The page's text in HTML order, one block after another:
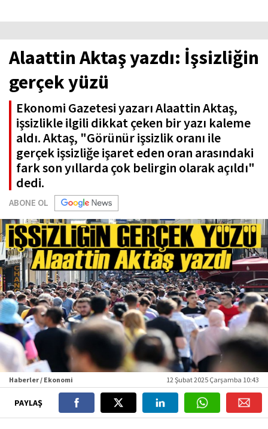
Alaattin Aktaş yazdı: İşsizliğin
gerçek yüzü
Ekonomi Gazetesi yazarı Alaattin Aktaş,
işsizlikle ilgili dikkat çeken bir yazı kaleme
aldı. Aktaş, "Görünür işsizlik oranı ile
gerçek işsizliğe işaret eden oran arasındaki
fark son yıllarda çok belirgin olarak açıldı"
dedi.
ABONE OL
Haberler / Ekonomi 12 Şubat 2025 Çarşamba 10:43
PAYLAŞ